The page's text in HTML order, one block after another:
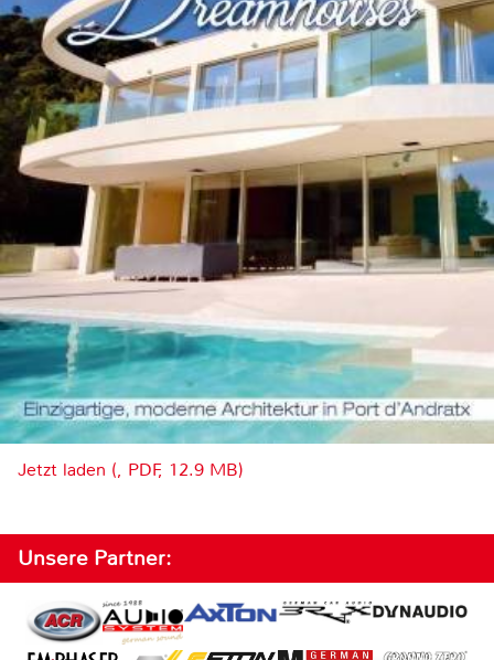
Jetzt laden (, PDF, 12.9 MB)
Unsere Partner: